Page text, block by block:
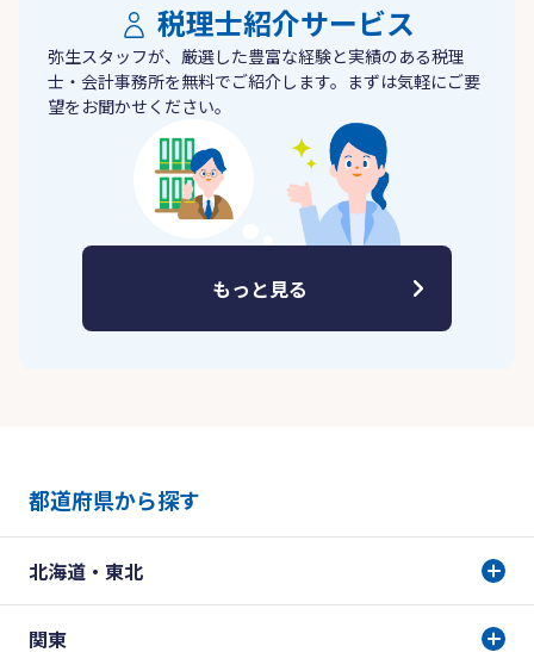
税理士紹介サービス
弥生スタッフが、厳選した豊富な経験と実績のある税理
士・会計事務所を無料でご紹介します。まずは気軽にご要
望をお聞かせください。
もっと見る
都道府県から探す
北海道・東北
関東